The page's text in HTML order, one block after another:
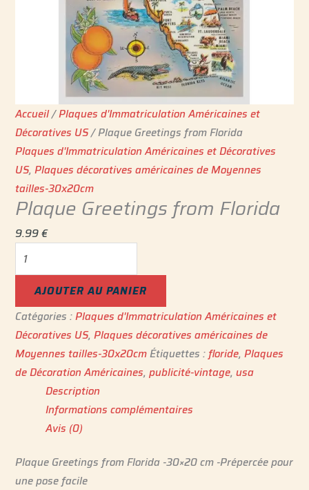
Accueil/Plaques d'Immatriculation Américaines et
Décoratives US/ Plaque Greetings from Florida
Plaques d'Immatriculation Américaines et Décoratives
US,Plaques décoratives américaines de Moyennes
tailles-30x20cm
Plaque Greetings from Florida
9.99€
AJOUTER AU PANIER
Catégories :Plaques d'Immatriculation Américaines et
Décoratives US,Plaques décoratives américaines de
Moyennes tailles-30x20cmÉtiquettes : floride,Plaques
de Décoration Américaines,publicité-vintage,usa
Description
Informations complémentaires
Avis (0)
Plaque Greetings from Florida -30×20 cm -Prépercée pour
une pose facile